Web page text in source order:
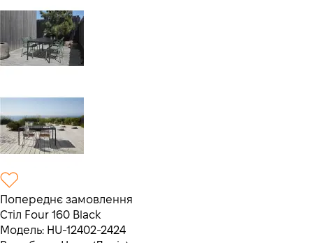
Попереднє замовлення
Стіл Four 160 Black
Модель: HU-12402-2424